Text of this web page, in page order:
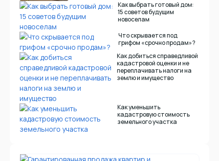
Как выбрать готовый дом:
15 советов будущим
новоселам
Что скрывается под
грифом «срочно продам»?
Как добиться справедливой
кадастровой оценки и не
переплачивать налоги на
землю и имущество
Как уменьшить
кадастровую стоимость
земельного участка